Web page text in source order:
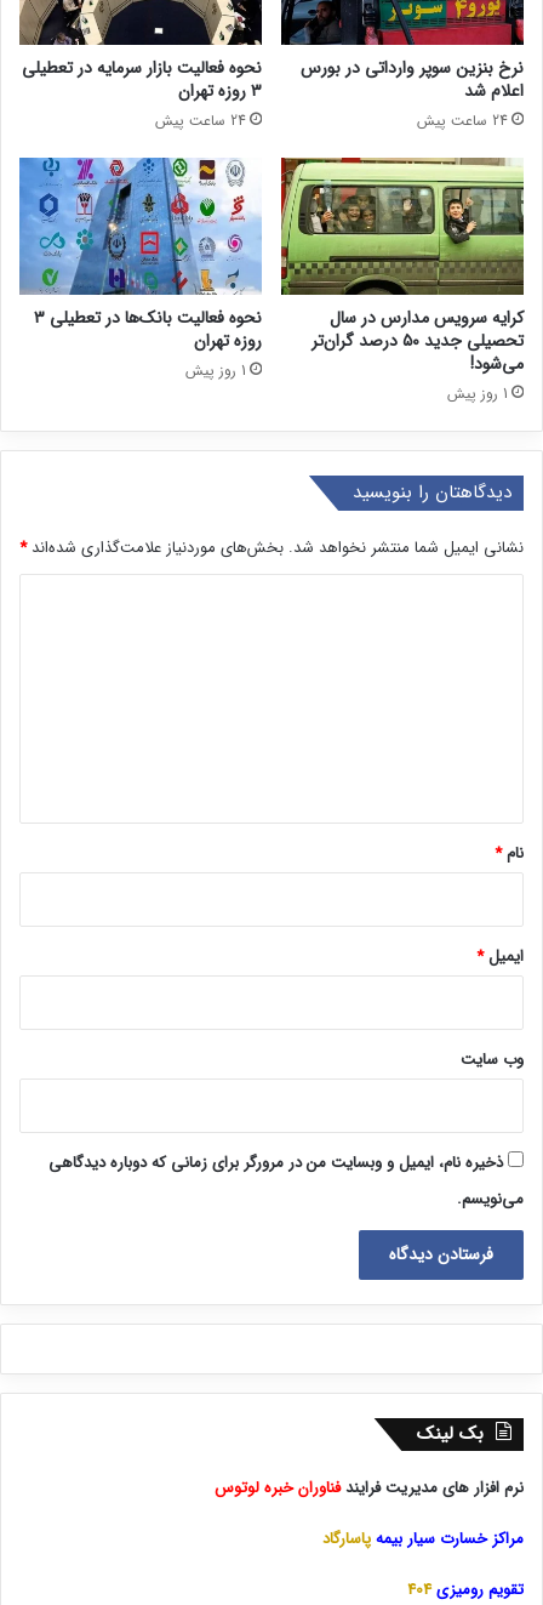
نرخ بنزین سوپر وارداتی در بورس
اعلام شد
24 ساعت پیش
نحوه فعالیت بازار سرمایه در تعطیلی
۳ روزه تهران
24 ساعت پیش
کرایه سرویس مدارس در سال
تحصیلی جدید ۵۰ درصد گران‌تر
می‌شود!
1 روز پیش
نحوه فعالیت بانک‌ها در تعطیلی ۳
روزه تهران
1 روز پیش
دیدگاهتان را بنویسید
نشانی ایمیل شما منتشر نخواهد شد. بخش‌های موردنیاز علامت‌گذاری شده‌اند*
نام*
ایمیل*
وب‌ سایت
ذخیره نام، ایمیل و وبسایت من در مرورگر برای زمانی که دوباره دیدگاهی
می‌نویسم.
بک لینک
نرم افزار های مدیریت فرایندفناوران خبره لوتوس
مراکز خسارت سیار بیمهپاسارگاد
تقویم رومیزی404